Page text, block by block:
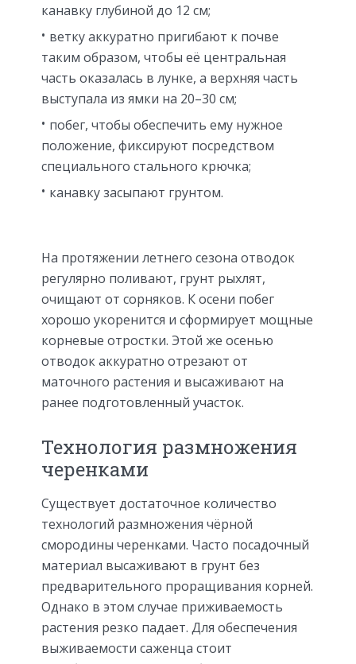
канавку глубиной до 12 см;
ветку аккуратно пригибают к почве
таким образом, чтобы её центральная
часть оказалась в лунке, а верхняя часть
выступала из ямки на 20–30 см;
побег, чтобы обеспечить ему нужное
положение, фиксируют посредством
специального стального крючка;
канавку засыпают грунтом.
На протяжении летнего сезона отводок
регулярно поливают, грунт рыхлят,
очищают от сорняков. К осени побег
хорошо укоренится и сформирует мощные
корневые отростки. Этой же осенью
отводок аккуратно отрезают от
маточного растения и высаживают на
ранее подготовленный участок.
Технология размножения
черенками
Существует достаточное количество
технологий размножения чёрной
смородины черенками. Часто посадочный
материал высаживают в грунт без
предварительного проращивания корней.
Однако в этом случае приживаемость
растения резко падает. Для обеспечения
выживаемости саженца стоит